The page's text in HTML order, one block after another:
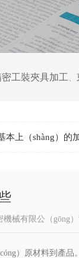
工裝夾具加工 、
本上（shàng）的
械有限公（gōng）
）原材料到產